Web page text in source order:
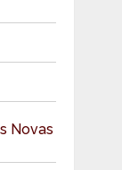
Novas